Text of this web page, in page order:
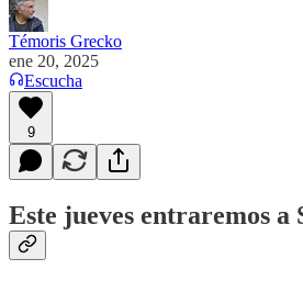
Témoris Grecko
ene 20, 2025
Escucha
9
Este jueves entraremos a